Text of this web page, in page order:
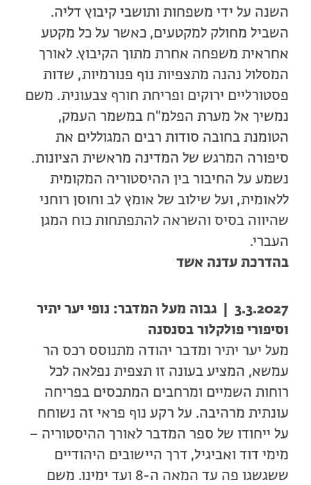
השנה על ידי משפחות ותושבי קיבוץ דליה.
השביל מחולק למקטעים, כאשר על כל מקטע
אחראית משפחה אחרת מתוך הקיבוץ. לאורך
המסלול נהנה מתצפיות נוף פנורמיות, שדות
פסטורליים ירוקים ופריחת חורף צבעונית. משם
נמשיך אל מערת הפלמ"ח במשמר העמק,
הטומנת בחובה סודות רבים המגוללים את
סיפורה המרגש של המדינה מראשית הציונות.
נשמע על החיבור בין ההיסטוריה המקומית
ללאומית, ועל שילוב של אומץ לב וחוסן רוחני
שהיווה בסיס והשראה להתפתחות כוח המגן
העברי.
בהדרכת עדנה אשד
3.3.2027 | גבוה מעל המדבר: נופי יער יתיר
וסיפורי פולקלור בסנסנה
מעל יער יתיר ומדבר יהודה מתנוסס רכס הר
עמשא, המציע בעונה זו תצפית נפלאה לכל
רוחות השמיים ומרחבים המתכסים בפריחה
עונתית מרהיבה. על רקע נוף פראי זה נשוחח
על ייחודו של ספר המדבר לאורך ההיסטוריה –
מימי דוד ואביגיל, דרך היישובים היהודיים
ששגשגו פה עד המאה ה-8 ועד ימינו. משם